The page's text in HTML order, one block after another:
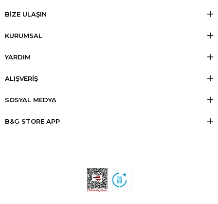
BİZE ULAŞIN
KURUMSAL
YARDIM
ALIŞVERİŞ
SOSYAL MEDYA
B&G STORE APP